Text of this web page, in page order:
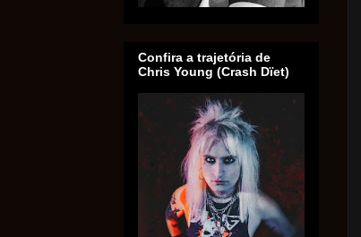
Confira a trajetória de
Chris Young (Crash Dïet)